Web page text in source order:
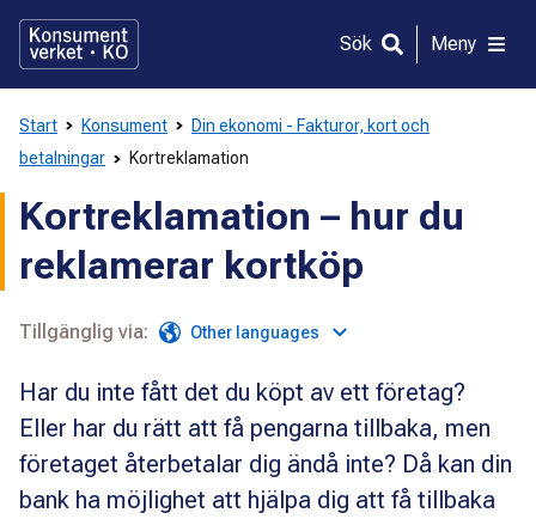
direkt
innehållet
Sök Meny
Start Konsument
Din ekonomi - Fakturor, kort och
betalningar
Kortreklamation
Kortreklamation – hur du
reklamerar kortköp
Tillgänglig via: Other languages
Har du inte fått det du köpt av ett företag?
Eller har du rätt att få pengarna tillbaka, men
företaget återbetalar dig ändå inte? Då kan din
bank ha möjlighet att hjälpa dig att få tillbaka